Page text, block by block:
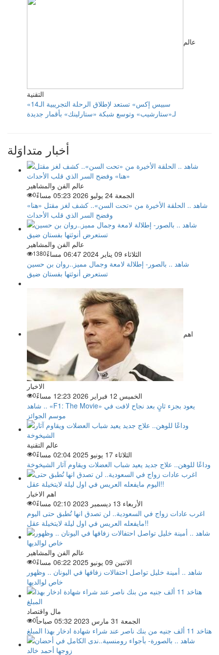
عالم
التقنية
«سبيس إكس» تستعد لإطلاق الرحلة التجريبية الـ14
لـ«ستارشيب» وتوسع شبكة «ستارلينك» بأقمار جديدة
أخبار متداوَلة
عالم الفن والمشاهير
الجمعة 24 يوليو 2026 05:23 مساءً
0
شاهد .. الحلقة الأخيرة من «تحت السن».. كشف لغز مقتل «هنا»
وفضح السر الذي قلب الأحداث
عالم الفن والمشاهير
الثلاثاء 09 يناير 2024 06:47 مساءً
1380
شاهد .. بالصور- إطلالة لامعة وجمال مميز..روان بن حسين
تستعرض أنوثتها بفستان ضيق
اهم
الاخبار
الخميس 12 فبراير 2026 12:23 مساءً
0
شاهد .. «F1: The Movie» يعود بجزء ثانٍ بعد نجاح لافت في
موسم الجوائز
عالم التقنية
الثلاثاء 17 يونيو 2025 02:04 مساءً
0
وداعًا للوهن.. علاج جديد يعيد شباب العضلات ويقاوم آثار الشيخوخة
اهم الاخبار
الأربعاء 13 ديسمبر 2023 02:10 مساءً
0
اغرب عادات زواج في السعودية.. لن تصدق انها تُطبق حتى اليوم
مايفعله العريس في اول ليلة لايتخيلة عقل!!
عالم الفن والمشاهير
الاثنين 09 يونيو 2025 06:22 مساءً
0
شاهد .. أمينة خليل تواصل احتفالات زفافها في اليونان .. وظهور
خاص لوالديها
مال واقتصاد
الجمعة 31 مارس 2023 05:32 صباحاً
0
هتاخد 11 ألف جنيه من بنك ناصر عند شراء شهادة ادخار بهذا المبلغ